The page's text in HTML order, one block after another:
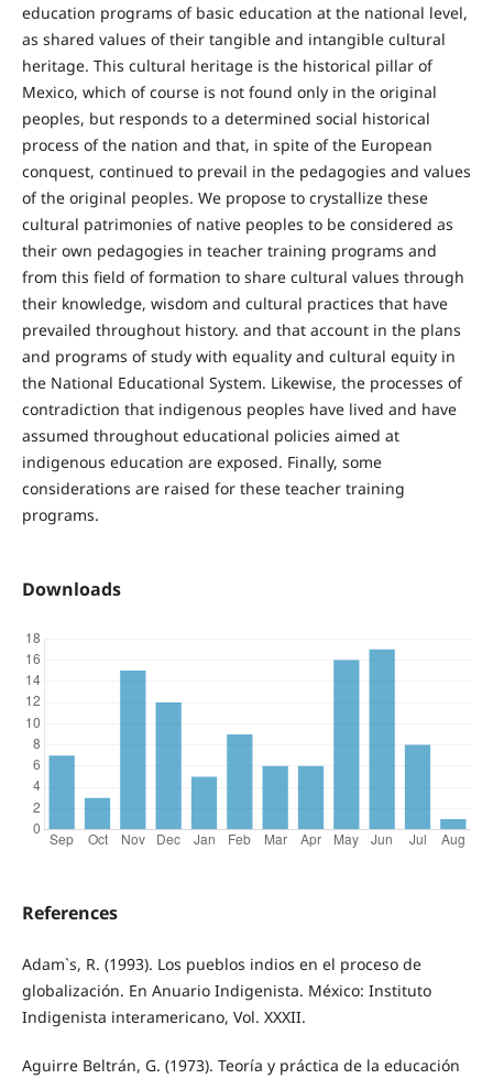
education programs of basic education at the national level,
as shared values of their tangible and intangible cultural
heritage. This cultural heritage is the historical pillar of
Mexico, which of course is not found only in the original
peoples, but responds to a determined social historical
process of the nation and that, in spite of the European
conquest, continued to prevail in the pedagogies and values
of the original peoples. We propose to crystallize these
cultural patrimonies of native peoples to be considered as
their own pedagogies in teacher training programs and
from this field of formation to share cultural values through
their knowledge, wisdom and cultural practices that have
prevailed throughout history. and that account in the plans
and programs of study with equality and cultural equity in
the National Educational System. Likewise, the processes of
contradiction that indigenous peoples have lived and have
assumed throughout educational policies aimed at
indigenous education are exposed. Finally, some
considerations are raised for these teacher training
programs.
Downloads
References
Adam`s, R. (1993). Los pueblos indios en el proceso de
globalización. En Anuario Indigenista. México: Instituto
Indigenista interamericano, Vol. XXXII.
Aguirre Beltrán, G. (1973). Teoría y práctica de la educación